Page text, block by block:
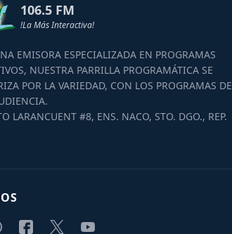
106.5 FM
!La Más Interactiva!
EMISORA ESPECIALIZADA EN PROGRAMAS
NUESTRA PARRILLA PROGRAMÁTICA SE
POR LA VARIEDAD, CON LOS PROGRAMAS DE
LARANCUENT #8, ENS. NACO, STO. DGO., REP.